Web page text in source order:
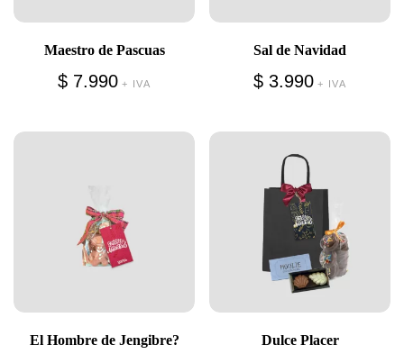
Maestro de Pascuas
$ 7.990 + IVA
Sal de Navidad
$ 3.990 + IVA
El Hombre de Jengibre? Dulce Placer